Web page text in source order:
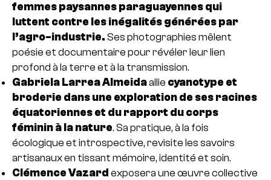
femmes paysannes paraguayennes qui
luttent contre les inégalités générées par
l’agro-industrie. Ses photographies mêlent
poésie et documentaire pour révéler leur lien
profond à la terre et à la transmission.
Gabriela Larrea Almeidaallie cyanotype et
broderie dans une exploration de ses racines
équatoriennes et du rapport du corps
féminin à la nature. Sa pratique, à la fois
écologique et introspective, revisite les savoirs
artisanaux en tissant mémoire, identité et soin.
Clémence Vazard exposera une œuvre collective